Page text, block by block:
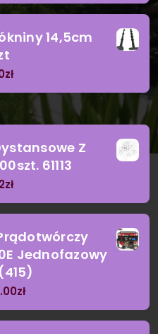
14,5cm
zł
Z
61113
zł
Jednofazowy
zł